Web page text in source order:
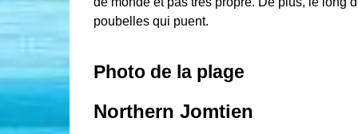
poubelles qui puent.
Photo de la plage
Northern Jomtien